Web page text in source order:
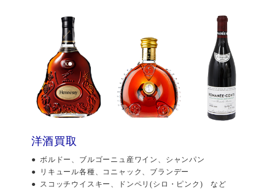
洋酒買取
ボルドー、ブルゴーニュ産ワイン、シャンパン
リキュール各種、コニャック、ブランデー
スコッチウイスキー、ドンペリ(シロ・ピンク) など